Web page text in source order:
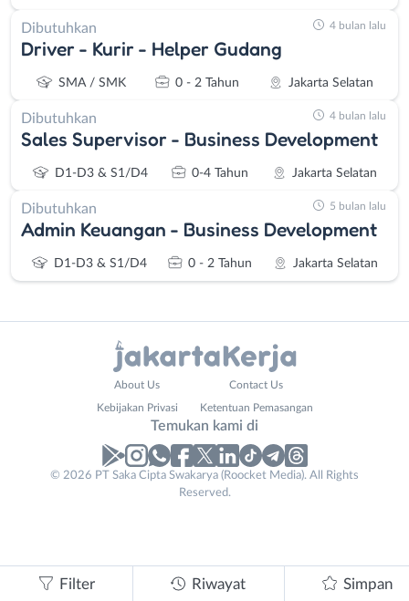
Dibutuhkan
Driver - Kurir - Helper Gudang
SMA / SMK 0 - 2 Tahun Jakarta Selatan
4 bulan lalu
Dibutuhkan
Sales Supervisor - Business Development
D1-D3 & S1/D4 0-4 Tahun Jakarta Selatan
4 bulan lalu
Dibutuhkan
Admin Keuangan - Business Development
D1-D3 & S1/D4 0 - 2 Tahun Jakarta Selatan
5 bulan lalu
Jakarta
Filter Riwayat Simpan
About Us Contact Us
Kebijakan Privasi Ketentuan Pemasangan
Temukan kami di
© 2026 PT Saka Cipta Swakarya (Roocket Media). All Rights
Reserved.